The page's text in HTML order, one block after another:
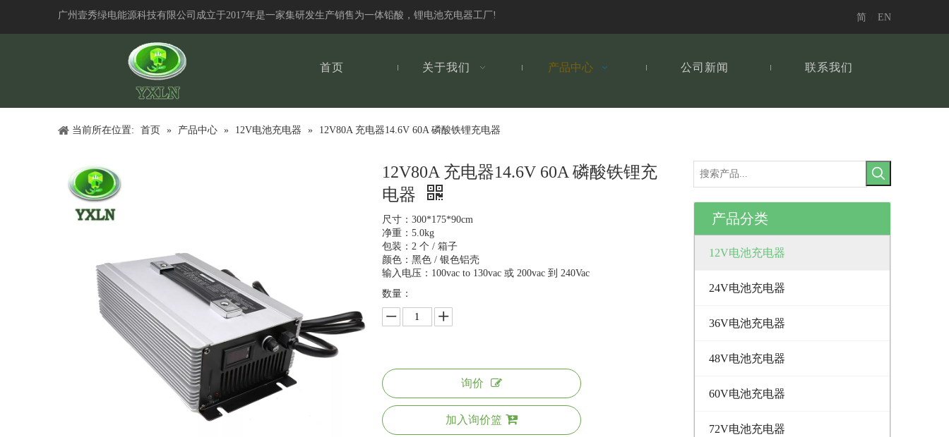
广州壹秀绿电能源科技有限公司成立于2017年是一家集研发生产销售为一体铅酸，锂电池充电器工厂! 简 EN
首页 关于我们 产品中心 公司新闻 联系我们
当前所在位置: 首页 » 产品中心 » 12V电池充电器 » 12V80A 充电器14.6V 60A 磷酸铁锂充电器
12V80A 充电器14.6V 60A 磷酸铁锂充
电器
尺寸：300*175*90cm
净重：5.0kg
包装：2 个 / 箱子
颜色：黑色 / 银色铝壳
输入电压：100vac to 130vac 或 200vac 到 240Vac
数量：
询价
加入询价篮
产品分类
12V电池充电器
24V电池充电器
36V电池充电器
48V电池充电器
60V电池充电器
72V电池充电器